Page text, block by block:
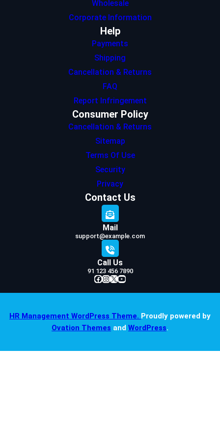
Wholesale
Corporate Information
Help
Payments
Shipping
Cancellation & Returns
FAQ
Report Infringement
Consumer Policy
Cancellation & Returns
Sitemap
Terms Of Use
Security
Privacy
Contact Us
Mail
support@example.com
Call Us
91 123 456 7890
Facebook InstagramX YouTube
HR Management WordPress Theme. Proudly powered by
Ovation Themes and WordPress.